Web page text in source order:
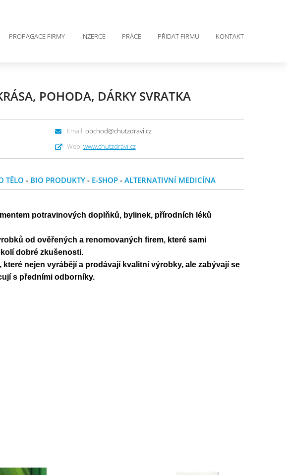
PROPAGACE FIRMY INZERCE PRÁCE PŘIDAT FIRMU KONTAKT
POHODA, DÁRKY SVRATKA
Email: obchod@chutzdravi.cz
Web: www.chutzdravi.cz
TĚLO - BIO PRODUKTY - E-SHOP -ALTERNATIVNÍ MEDICÍNA
potravinových doplňků, bylinek, přírodních léků
od ověřených a renomovaných firem, které sami
dobré zkušenosti.
nejen vyrábějí a prodávají kvalitní výrobky, ale zabývají se
s předními odborníky.